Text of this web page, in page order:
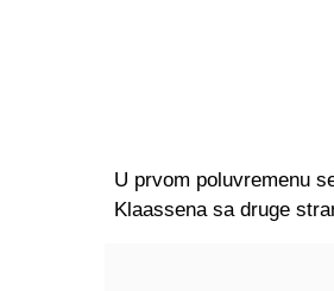
U prvom poluvremenu
Klaassena sa druge